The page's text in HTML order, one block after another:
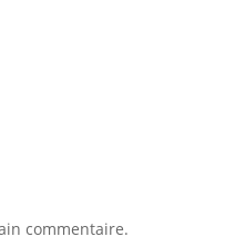
commentaire.